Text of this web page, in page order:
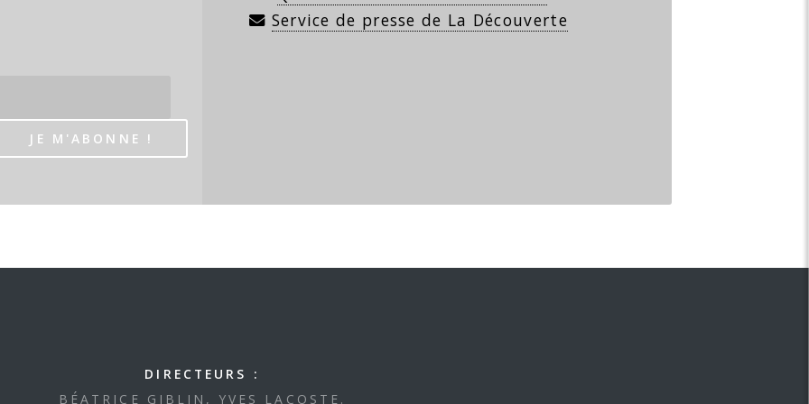
Service de presse de La Découverte
DIRECTEURS :
BÉATRICE GIBLIN, YVES LACOSTE.